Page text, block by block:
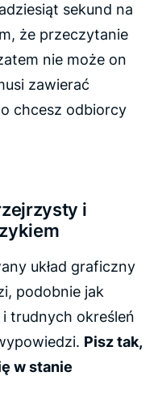
sekund na
że przeczytanie
nie może on
zawierać
chcesz odbiorcy
i
układ graficzny
podobnie jak
trudnych określeń
Pisz tak,
w stanie